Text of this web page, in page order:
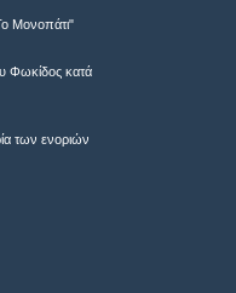
Μονοπάτι"
Φωκίδος κατά
των ενοριών